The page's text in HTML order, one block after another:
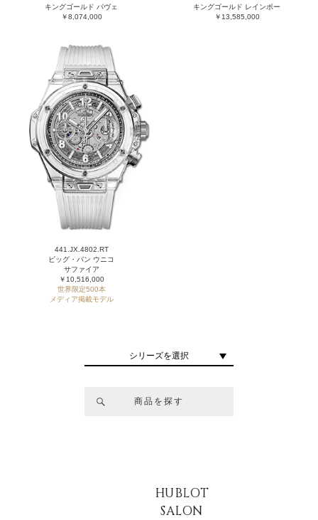
キングゴールド パヴェ
￥8,074,000
キングゴールド レインボー
￥13,585,000
441.JX.4802.RT
ビッグ・バン ウニコ
サファイア
￥10,516,000
世界限定500本
メディア掲載モデル
シリーズを選択
商品を探す
HUBLOT
SALON